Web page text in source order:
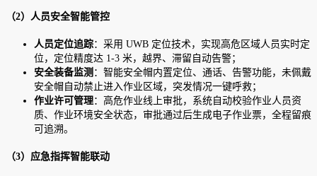
（2）人员安全智能管控
人员定位追踪：采用 UWB 定位技术，实现高危区域人员实时定
位，定位精度达 1-3 米，越界、滞留自动告警；
安全装备监测 ：智能安全帽内置定位、通话、告警功能，未佩戴
安全帽自动禁止进入作业区域，突发情况一键呼救；
作业许可管理：高危作业线上审批，系统自动校验作业人员资
质、作业环境安全状态，审批通过后生成电子作业票，全程留痕
可追溯。
（3）应急指挥智能联动